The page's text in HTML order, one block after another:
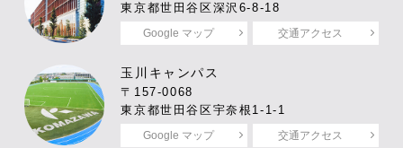
東京都世田谷区深沢6-8-18
Google マップ 交通アクセス
玉川キャンパス
〒157-0068
東京都世田谷区宇奈根1-1-1
Google マップ 交通アクセス